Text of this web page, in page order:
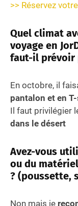
>> Réservez
Quel climat
voyage en
faut-il prévoir
En octobre, il
pantalon et en
Il faut privilégier
dans le désert
Avez-vous
ou du
? (poussette,
Non mais je